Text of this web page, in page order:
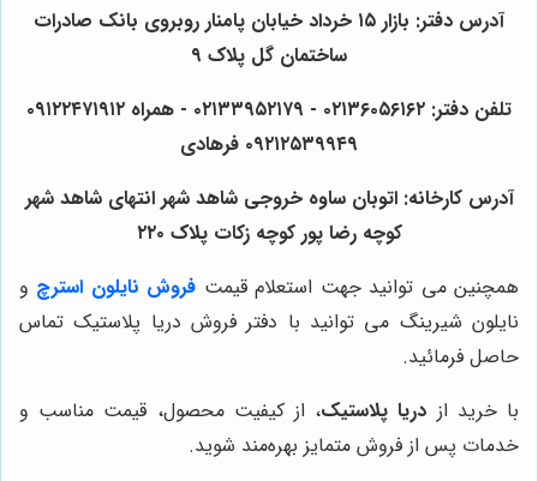
آدرس دفتر: بازار ۱۵ خرداد خیابان پامنار روبروی بانک صادرات
ساختمان گل پلاک ۹
تلفن دفتر: ۰۲۱۳۶۰۵۶۱۶۲ - ۰۲۱۳۳۹۵۲۱۷۹ - همراه ۰۹۱۲۲۴۷۱۹۱۲
۰۹۲۱۲۵۳۹۹۴۹ فرهادی
آدرس کارخانه: اتوبان ساوه خروجی شاهد شهر انتهای شاهد شهر
کوچه رضا پور کوچه زکات پلاک ۲۲۰
همچنین می توانید جهت استعلام قیمت فروش نایلون استرچ و
نایلون شیرینگ می توانید با دفتر فروش دریا پلاستیک تماس
حاصل فرمائید.
با خرید از دریا پلاستیک، از کیفیت محصول، قیمت مناسب و
خدمات پس از فروش متمایز بهره‌مند شوید.